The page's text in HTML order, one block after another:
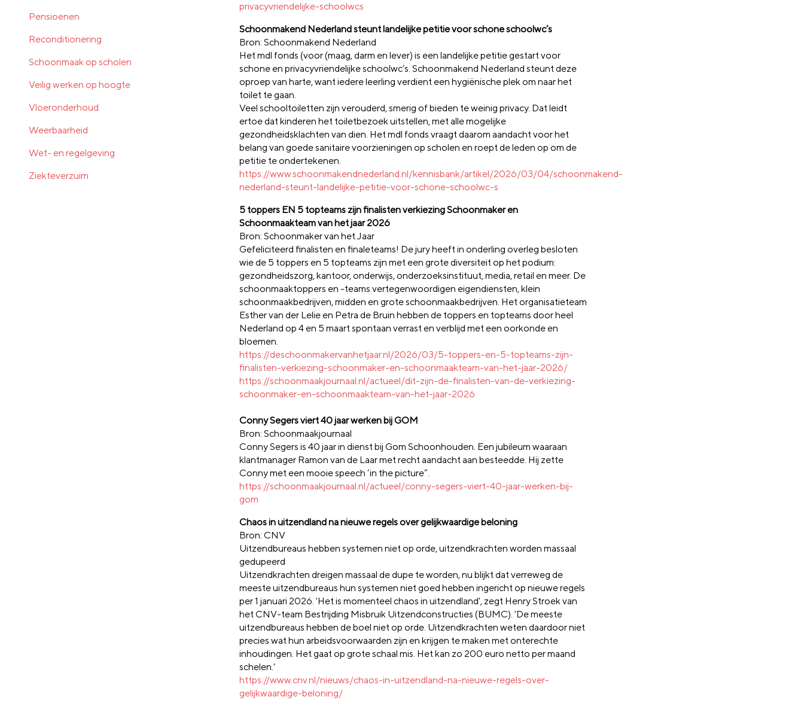
privacyvriendelijke-schoolwcs
Schoonmakend Nederland steunt landelijke petitie voor schone schoolwc’s
Bron: Schoonmakend Nederland
Het mdl fonds (voor (maag, darm en lever) is een landelijke petitie gestart voor
schone en privacyvriendelijke schoolwc’s. Schoonmakend Nederland steunt deze
oproep van harte, want iedere leerling verdient een hygiënische plek om naar het
toilet te gaan.
Veel schooltoiletten zijn verouderd, smerig of bieden te weinig privacy. Dat leidt
ertoe dat kinderen het toiletbezoek uitstellen, met alle mogelijke
gezondheidsklachten van dien. Het mdl fonds vraagt daarom aandacht voor het
belang van goede sanitaire voorzieningen op scholen en roept de leden op om de
petitie te ondertekenen.
https://www.schoonmakendnederland.nl/kennisbank/artikel/2026/03/04/schoonmakend-
nederland-steunt-landelijke-petitie-voor-schone-schoolwc-s
5 toppers EN 5 topteams zijn finalisten verkiezing Schoonmaker en
Schoonmaakteam van het jaar 2026
Bron: Schoonmaker van het Jaar
Gefeliciteerd finalisten en finaleteams! De jury heeft in onderling overleg besloten
wie de 5 toppers en 5 topteams zijn met een grote diversiteit op het podium:
gezondheidszorg, kantoor, onderwijs, onderzoeksinstituut, media, retail en meer. De
schoonmaaktoppers en -teams vertegenwoordigen eigendiensten, klein
schoonmaakbedrijven, midden en grote schoonmaakbedrijven. Het organisatieteam
Esther van der Lelie en Petra de Bruin hebben de toppers en topteams door heel
Nederland op 4 en 5 maart spontaan verrast en verblijd met een oorkonde en
bloemen.
https://deschoonmakervanhetjaar.nl/2026/03/5-toppers-en-5-topteams-zijn-
finalisten-verkiezing-schoonmaker-en-schoonmaakteam-van-het-jaar-2026/
https://schoonmaakjournaal.nl/actueel/dit-zijn-de-finalisten-van-de-verkiezing-
schoonmaker-en-schoonmaakteam-van-het-jaar-2026
Conny Segers viert 40 jaar werken bij GOM
Bron: Schoonmaakjournaal
Conny Segers is 40 jaar in dienst bij Gom Schoonhouden. Een jubileum waaraan
klantmanager Ramon van de Laar met recht aandacht aan besteedde. Hij zette
Conny met een mooie speech ‘in the picture”.
https://schoonmaakjournaal.nl/actueel/conny-segers-viert-40-jaar-werken-bij-
gom
Chaos in uitzendland na nieuwe regels over gelijkwaardige beloning
Bron: CNV
Uitzendbureaus hebben systemen niet op orde, uitzendkrachten worden massaal
gedupeerd
Uitzendkrachten dreigen massaal de dupe te worden, nu blijkt dat verreweg de
meeste uitzendbureaus hun systemen niet goed hebben ingericht op nieuwe regels
per 1 januari 2026. 'Het is momenteel chaos in uitzendland', zegt Henry Stroek van
het CNV-team Bestrijding Misbruik Uitzendconstructies (BUMC). 'De meeste
uitzendbureaus hebben de boel niet op orde. Uitzendkrachten weten daardoor niet
precies wat hun arbeidsvoorwaarden zijn en krijgen te maken met onterechte
inhoudingen. Het gaat op grote schaal mis. Het kan zo 200 euro netto per maand
schelen.'
https://www.cnv.nl/nieuws/chaos-in-uitzendland-na-nieuwe-regels-over-
gelijkwaardige-beloning/
Pensioenen
Reconditionering
Schoonmaak op scholen
Veilig werken op hoogte
Vloeronderhoud
Weerbaarheid
Wet- en regelgeving
Ziekteverzuim